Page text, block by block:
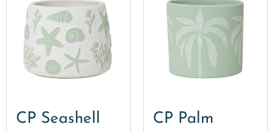
CP Seashell CP Palm